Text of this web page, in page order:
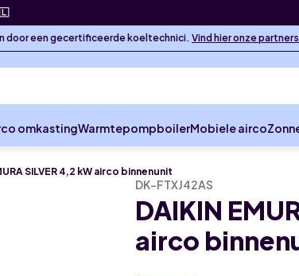
door een gecertificeerde koeltechnici. Vind hier onze partners
omkastingWarmtepompboilerMobiele airco
SILVER 4,2 kW airco binnenunit
DK-FTXJ42AS
DAIKIN
airco